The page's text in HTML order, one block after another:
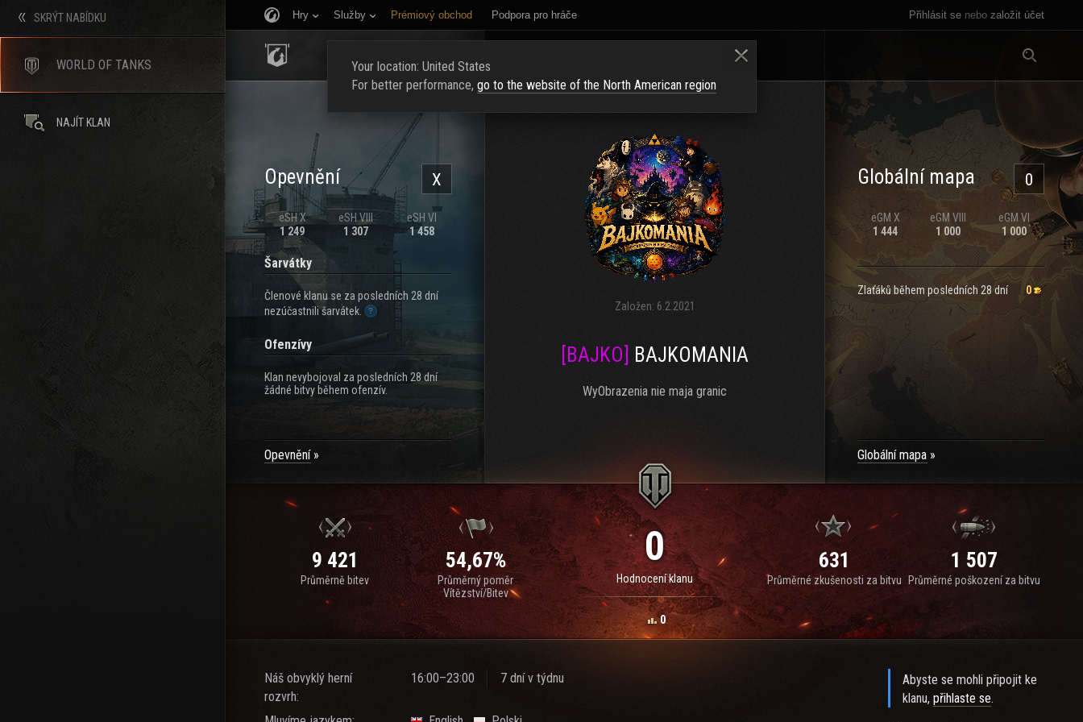
Přihlásit se nebo založit účet
Hry Služby Prémiový obchod Podpora pro hráče
NAVERBOVAT NOVÉ ČLENY
X
Opevnění
eSH X
1 249
eSH VIII
1 307
eSH VI
1 458
Šarvátky
Členové klanu se za posledních 28 dní
nezúčastnili šarvátek.
Ofenzívy
Klan nevybojoval za posledních 28 dní
žádné bitvy během ofenzív.
Opevnění
Založen: 6.2.2021
[BAJKO] BAJKOMANIA
WyObrazenia nie maja granic
0
Globální mapa
eGM X
1 444
eGM VIII
1 000
eGM VI
1 000
Zlaťáků během posledních 28 dní 0
Globální mapa
9 421
Průměrně bitev
54,67%
Průměrný poměr
Vítězství/Bitev
0
Hodnocení klanu
0
631
Průměrné zkušenosti za bitvu
1 507
Průměrné poškození za bitvu
Náš obvyklý herní
rozvrh:
16:00–23:00 7 dní v týdnu
Abyste se mohli připojit ke
klanu,přihlaste se.
SKRÝT NABÍDKU
WORLD OF TANKS
NAJÍT KLAN
Your location: United States
For better performance, go to the website of the North American region